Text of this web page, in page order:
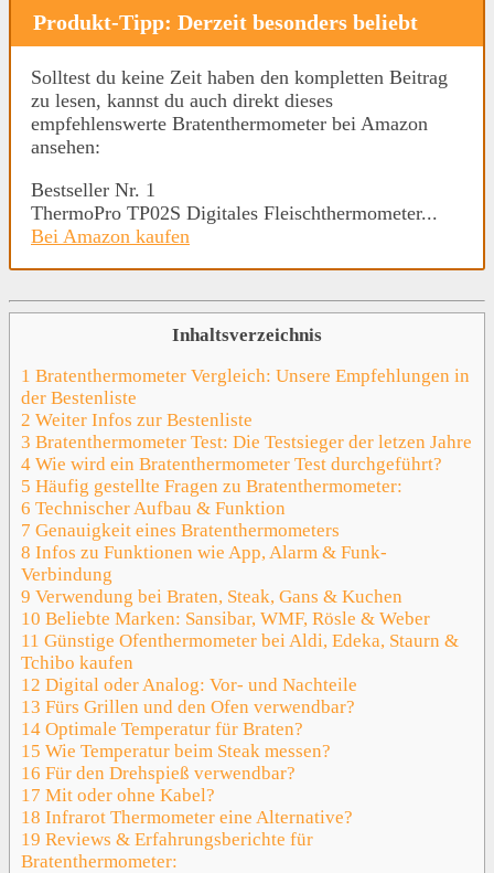
Produkt-Tipp: Derzeit besonders beliebt
Solltest du keine Zeit haben den kompletten Beitrag
zu lesen, kannst du auch direkt dieses
empfehlenswerte Bratenthermometer bei Amazon
ansehen:
Bestseller Nr. 1
ThermoPro TP02S Digitales Fleischthermometer...
Bei Amazon kaufen
Inhaltsverzeichnis
1 Bratenthermometer Vergleich: Unsere Empfehlungen in
der Bestenliste
2 Weiter Infos zur Bestenliste
3 Bratenthermometer Test: Die Testsieger der letzen Jahre
4 Wie wird ein Bratenthermometer Test durchgeführt?
5 Häufig gestellte Fragen zu Bratenthermometer:
6 Technischer Aufbau & Funktion
7 Genauigkeit eines Bratenthermometers
8 Infos zu Funktionen wie App, Alarm & Funk-
Verbindung
9 Verwendung bei Braten, Steak, Gans & Kuchen
10 Beliebte Marken: Sansibar, WMF, Rösle & Weber
11 Günstige Ofenthermometer bei Aldi, Edeka, Staurn &
Tchibo kaufen
12 Digital oder Analog: Vor- und Nachteile
13 Fürs Grillen und den Ofen verwendbar?
14 Optimale Temperatur für Braten?
15 Wie Temperatur beim Steak messen?
16 Für den Drehspieß verwendbar?
17 Mit oder ohne Kabel?
18 Infrarot Thermometer eine Alternative?
19 Reviews & Erfahrungsberichte für
Bratenthermometer: